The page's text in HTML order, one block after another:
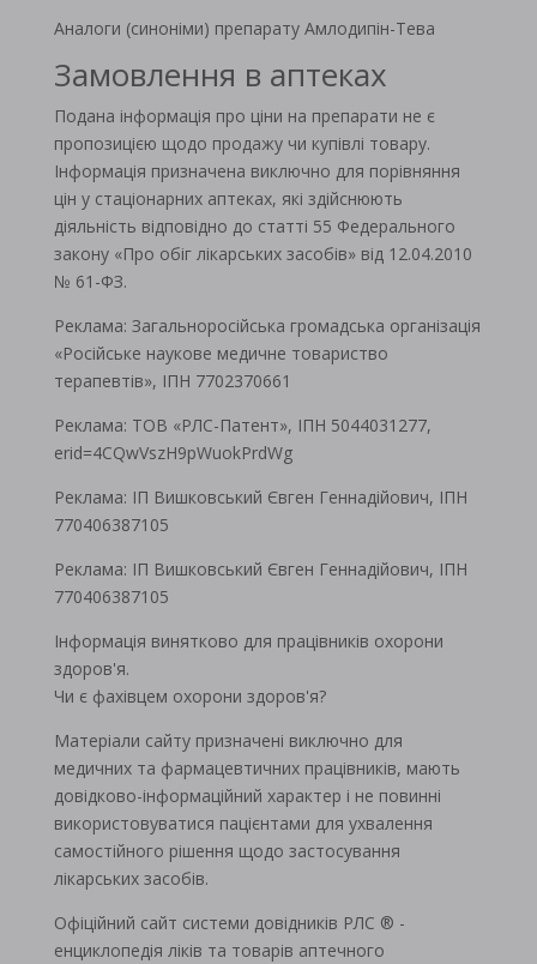
Аналоги (синоніми) препарату Амлодипін-Тева
Замовлення в аптеках
Подана інформація про ціни на препарати не є
пропозицією щодо продажу чи купівлі товару.
Інформація призначена виключно для порівняння
цін у стаціонарних аптеках, які здійснюють
діяльність відповідно до статті 55 Федерального
закону «Про обіг лікарських засобів» від 12.04.2010
№ 61-ФЗ.
Реклама: Загальноросійська громадська організація
«Російське наукове медичне товариство
терапевтів», ІПН 7702370661
Реклама: ТОВ «РЛС-Патент», ІПН 5044031277,
erid=4CQwVszH9pWuokPrdWg
Реклама: ІП Вишковський Євген Геннадійович, ІПН
770406387105
Реклама: ІП Вишковський Євген Геннадійович, ІПН
770406387105
Інформація винятково для працівників охорони
здоров'я.
Чи є фахівцем охорони здоров'я?
Матеріали сайту призначені виключно для
медичних та фармацевтичних працівників, мають
довідково-інформаційний характер і не повинні
використовуватися пацієнтами для ухвалення
самостійного рішення щодо застосування
лікарських засобів.
Офіційний сайт системи довідників РЛС ® -
енциклопедія ліків та товарів аптечного